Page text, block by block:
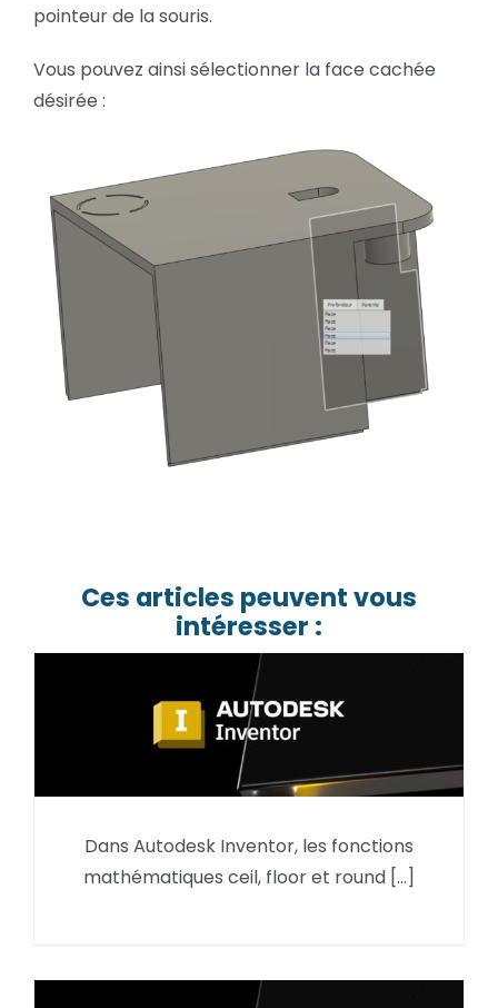
pointeur de la souris.
Vous pouvez ainsi sélectionner la face cachée
désirée :
Ces articles peuvent vous
intéresser :
Fonctions f(x) mathématiques
ceil, floor et round Inventor
Dans Autodesk Inventor, les fonctions
mathématiques ceil, floor et round [...]